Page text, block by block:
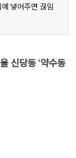
넣어주면 끊임
신당동 ‘약수동